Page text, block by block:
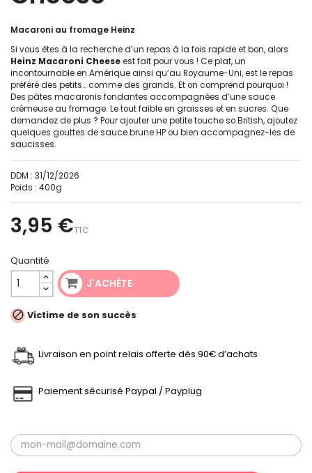
Macaroni au fromage Heinz
Si vous êtes à la recherche d’un repas à la fois rapide et bon, alors
Heinz Macaroni Cheeseest fait pour vous ! Ce plat, un
incontournable en Amérique ainsi qu’au Royaume-Uni, est le repas
préféré des petits… comme des grands. Et on comprend pourquoi !
Des pâtes macaronis fondantes accompagnées d’une sauce
crémeuse au fromage. Le tout faible en graisses et en sucres. Que
demandez de plus ? Pour ajouter une petite touche so British, ajoutez
quelques gouttes de sauce brune HP ou bien accompagnez-les de
saucisses.
DDM : 31/12/2026
Poids : 400g
3,95 €TTC
Quantité
J'ACHÈTE
 Victime de son succès
Livraison en point relais offerte dès 90€ d’achats
Paiement sécurisé Paypal / Payplug